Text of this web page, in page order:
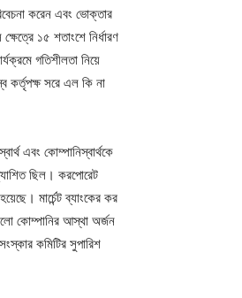
করেন এবং ভোক্তার
১৫ শতাংশে নির্ধারণ
গতিশীলতা নিয়ে
কর্তৃপক্ষ সরে এল কি না
এবং কোম্পানিস্বার্থকে
ছিল। করপোরেট
মার্চেন্ট ব্যাংকের কর
কোম্পানির আস্থা অর্জন
কমিটির সুপারিশ